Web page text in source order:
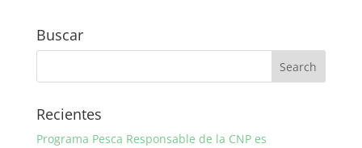
Buscar
Recientes
Programa Pesca Responsable de la CNP es